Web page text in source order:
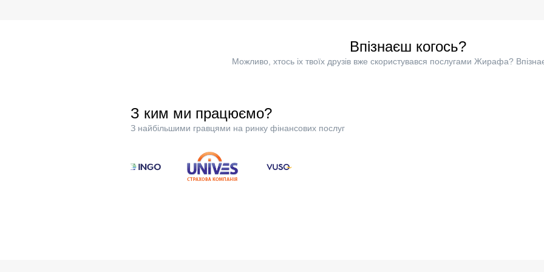
Впізнаєш когось?
Можливо, хтось іх твоїх друзів вже скористувався послугами Жирафа?
З ким ми працюємо?
З найбільшими гравцями на ринку фінансових послуг